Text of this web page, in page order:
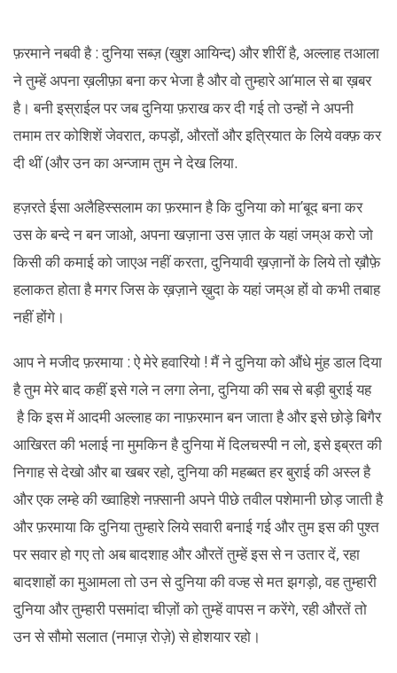
फ़रमाने नबवी है : दुनिया सब्ज़ (खुश आयिन्द) और शीरीं है, अल्लाह तआला
ने तुम्हें अपना ख़लीफ़ा बना कर भेजा है और वो तुम्हारे आ’माल से बा ख़बर
है। बनी इस्राईल पर जब दुनिया फ़राख कर दी गई तो उन्हों ने अपनी
तमाम तर कोशिशें जेवरात, कपड़ों, औरतों और इत्रियात के लिये वक्फ़ कर
दी थीं (और उन का अन्जाम तुम ने देख लिया.
हज़रते ईसा अलैहिस्सलाम का फ़रमान है कि दुनिया को मा’बूद बना कर
उस के बन्दे न बन जाओ, अपना खज़ाना उस ज़ात के यहां जम्अ करो जो
किसी की कमाई को जाएअ नहीं करता, दुनियावी ख़ज़ानों के लिये तो ख़ौफ़े
हलाकत होता है मगर जिस के ख़ज़ाने ख़ुदा के यहां जम्अ हों वो कभी तबाह
नहीं होंगे।
आप ने मजीद फ़रमाया : ऐ मेरे हवारियो ! मैं ने दुनिया को औंधे मुंह डाल दिया
है तुम मेरे बाद कहीं इसे गले न लगा लेना, दुनिया की सब से बड़ी बुराई यह
है कि इस में आदमी अल्लाह का नाफ़रमान बन जाता है और इसे छोड़े बिगैर
आखिरत की भलाई ना मुमकिन है दुनिया में दिलचस्पी न लो, इसे इब्रत की
निगाह से देखो और बा खबर रहो, दुनिया की महब्बत हर बुराई की अस्ल है
और एक लम्हे की ख्वाहिशे नफ़्सानी अपने पीछे तवील पशेमानी छोड़ जाती है
और फ़रमाया कि दुनिया तुम्हारे लिये सवारी बनाई गई और तुम इस की पुश्त
पर सवार हो गए तो अब बादशाह और औरतें तुम्हें इस से न उतार दें, रहा
बादशाहों का मुआमला तो उन से दुनिया की वज्ह से मत झगड़ो, वह तुम्हारी
दुनिया और तुम्हारी पसमांदा चीज़ों को तुम्हें वापस न करेंगे, रही औरतें तो
उन से सौमो सलात (नमाज़ रोज़े) से होशयार रहो।